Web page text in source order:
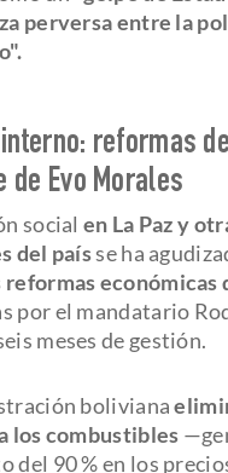
perversa entre la
reformas
de Evo Morales
social en La Paz y
del paísse ha
reformas económicas
por el mandatario
meses de gestión.
boliviana
los combustibles
del 90 % en los